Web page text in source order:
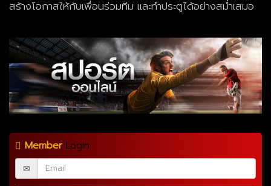
สร้างโอกาสให้กับเพื่อนร่วมทีม และทำประตูได้อย่างสม่ำเสมอ
MemberLogin